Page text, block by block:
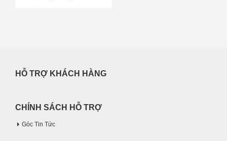
HỖ TRỢ KHÁCH HÀNG
CHÍNH SÁCH HỖ TRỢ
Góc Tin Tức